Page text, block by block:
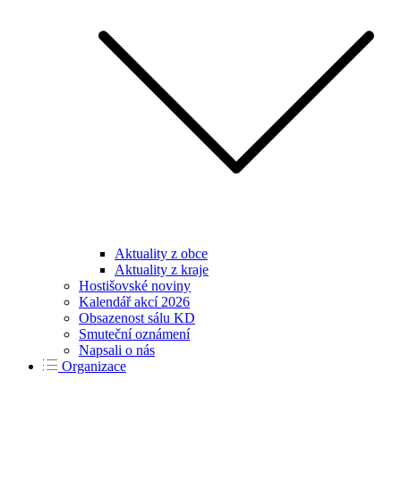
Aktuality z obce
Aktuality z kraje
Hostišovské noviny
Kalendář akcí 2026
Obsazenost sálu KD
Smuteční oznámení
Napsali o nás
Organizace